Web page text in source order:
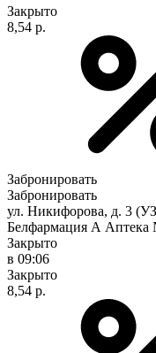
Закрыто
8,54 р.
Забронировать
Забронировать
ул. Никифорова, д. 3
Белфармация А Аптека
Закрыто
в 09:06
Закрыто
8,54 р.